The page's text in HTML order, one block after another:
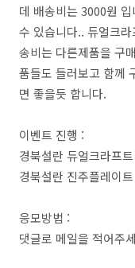
데 배송비는 3000원
수 있습니다.. 듀얼크
송비는 다른제품을 구
품들도 들러보고 함께
면 좋을듯 합니다.
이벤트 진행 :
경북설란 듀얼크라프
경북설란 진주플레이
응모방법 :
댓글로 메일을 적어주